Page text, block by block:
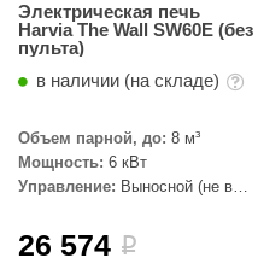
Электрическая печь
Harvia The Wall SW60E (без
пульта)
в наличии (на складе)
Объем парной, до: 8 м³
Мощность: 6 кВт
Управление: Выносной (не в
26 574 i